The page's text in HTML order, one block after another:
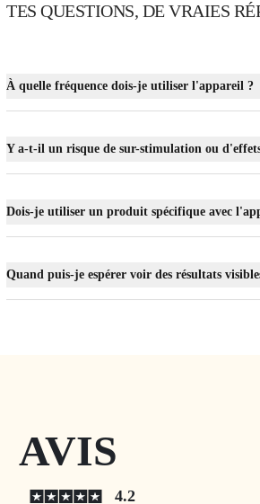
TES QUESTIONS, DE VRAIES
À quelle fréquence dois-je utiliser l'appareil ?
Y a-t-il un risque de sur-stimulation ou d'effets
Dois-je utiliser un produit spécifique avec
Quand puis-je espérer voir des résultats
AVIS
4.2